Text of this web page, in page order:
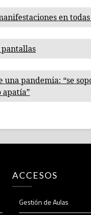
en todas
pantallas
pandemia: “se
apatía”
ACCESOS
Gestión de Aulas